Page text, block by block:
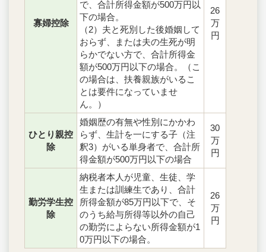
寡婦控除
で、合計所得金額が500万円以
下の場合。
（2）夫と死別した後婚姻して
おらず、または夫の生死が明
らかでない方で、合計所得金
額が500万円以下の場合。（こ
の場合は、扶養親族がいるこ
とは要件になっていませ
ん。）
26
万
円
ひとり親控
除
婚姻歴の有無や性別にかかわ
らず、生計を一にする子（注
釈3）がいる単身者で、合計所
得金額が500万円以下の場合
30
万
円
勤労学生控
除
納税者本人が児童、生徒、学
生または訓練生であり、合計
所得金額が85万円以下で、そ
のうち給与所得等以外の自己
の勤労によらない所得金額が1
0万円以下の場合。
26
万
円